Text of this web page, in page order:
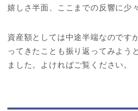
嬉しさ半面、ここまでの反響に少
資産額としては中途半端なのです
ってきたことも振り返ってみよう
ました。よければご覧ください。